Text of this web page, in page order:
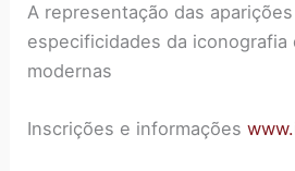
A representação das
especificidades da iconografia
modernas
Inscrições e informações